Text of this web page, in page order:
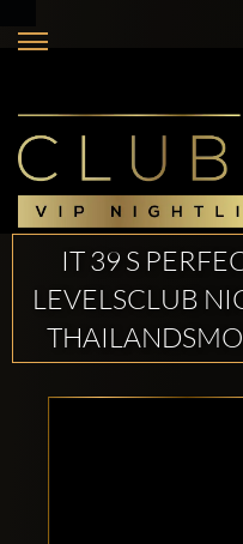
IT 39 S
LEVELSCLUB